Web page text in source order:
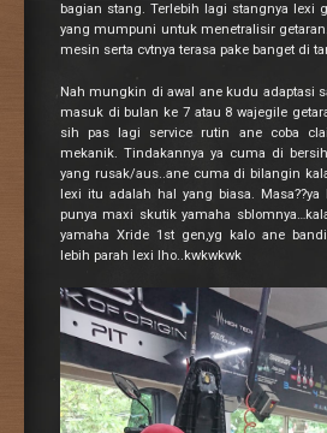
bagian stang. Terlebih lagi stangnya lexi
yang mumpuni untuk menetralisir
mesin serta cvtnya terasa pake banget di
Nah mungkin di awal ane kudu adaptasi
masuk di bulan ke 7 atau 8 wajegile
sih pas lagi service rutin ane coba
mekanik. Tindakannya ya cuma di
yang rusak/aus..ane cuma di bilangin
lexi itu adalah hal yang biasa. Masa??ya
punya maxi skutik yamaha
yamaha Xride 1st gen,yg kalo ane
lebih parah lexi lho..kwkwkwk